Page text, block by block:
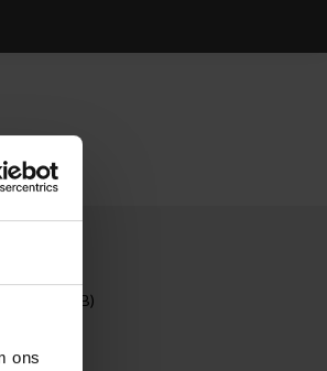
ons
(B2B)